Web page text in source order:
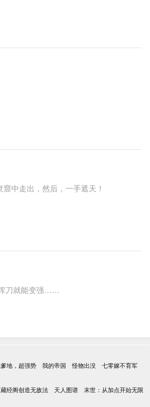
中走出，然后，一手遮天！
挥刀就能变强……
地，超强势 我的帝国 怪物出没
七零嫁不育军
经阁创造无敌法 天人图谱
末世：从加点开始无限